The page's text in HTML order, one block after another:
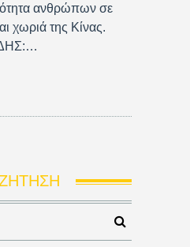
ανθρώπων σε
χωριά της Κίνας.